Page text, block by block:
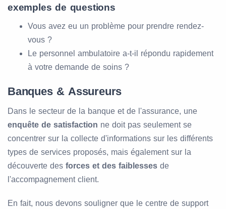
exemples de questions
Vous avez eu un problème pour prendre rendez-
vous ?
Le personnel ambulatoire a-t-il répondu rapidement
à votre demande de soins ?
Banques & Assureurs
Dans le secteur de la banque et de l'assurance, une
enquête de satisfaction ne doit pas seulement se
concentrer sur la collecte d'informations sur les différents
types de services proposés, mais également sur la
découverte des forces et des faiblesses de
l'accompagnement client.
En fait, nous devons souligner que le centre de support